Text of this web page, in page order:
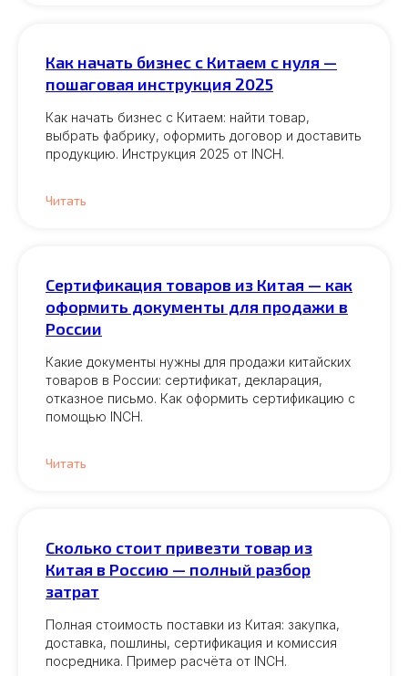
Как начать бизнес с Китаем с нуля —
пошаговая инструкция 2025
Как начать бизнес с Китаем: найти товар,
выбрать фабрику, оформить договор и доставить
продукцию. Инструкция 2025 от INCH.
Читать
Сертификация товаров из Китая — как
оформить документы для продажи в
России
Какие документы нужны для продажи китайских
товаров в России: сертификат, декларация,
отказное письмо. Как оформить сертификацию с
помощью INCH.
Читать
Сколько стоит привезти товар из
Китая в Россию — полный разбор
затрат
Полная стоимость поставки из Китая: закупка,
доставка, пошлины, сертификация и комиссия
посредника. Пример расчёта от INCH.